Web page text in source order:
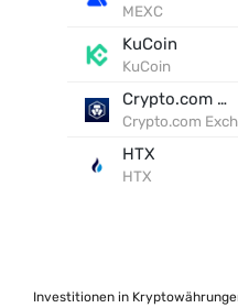
MEXC
KuCoin
KuCoin
Crypto.com Exchange
Crypto.com
HTX
HTX
Investitionen in